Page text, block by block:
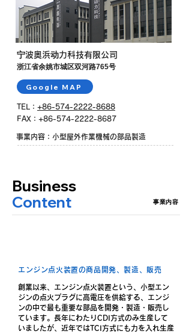
宁波奥浜动力科技有限公司
浙江省余姚市城区双河路765号
Google MAP
TEL： +86-574-2222-8688
FAX：+86-574-2222-8687
事業内容：小型屋外作業機械の部品製造
Business
Content
事業内容
エンジン点火装置の商品開発、製造、販売
創業以来、エンジン点火装置という、小型エン
ジンの点火プラグに高電圧を供給する、エンジ
ンの中で最も重要な部品を開発・製造・販売し
ています。 長年にわたりCDI方式のみ生産して
いましたが、近年ではTCI方式にも力を入れ生産